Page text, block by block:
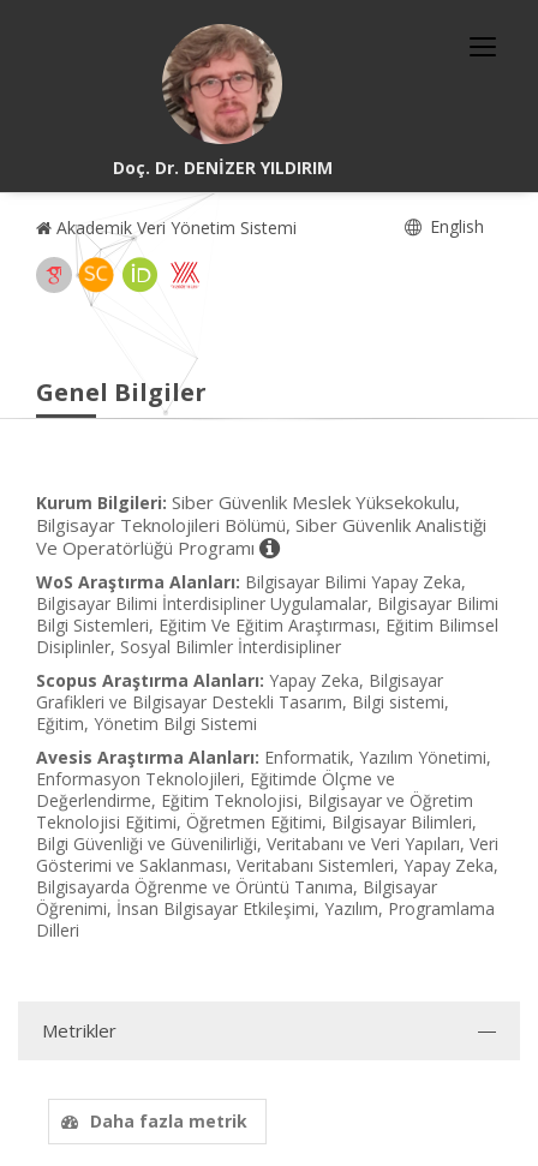
Doç. Dr. DENİZER YILDIRIM
Akademik Veri Yönetim Sistemi English
Genel Bilgiler
Kurum Bilgileri: Siber Güvenlik Meslek Yüksekokulu,
Bilgisayar Teknolojileri Bölümü, Siber Güvenlik Analistiği
Ve Operatörlüğü Programı
WoS Araştırma Alanları: Bilgisayar Bilimi Yapay Zeka,
Bilgisayar Bilimi İnterdisipliner Uygulamalar, Bilgisayar Bilimi
Bilgi Sistemleri, Eğitim Ve Eğitim Araştırması, Eğitim Bilimsel
Disiplinler, Sosyal Bilimler İnterdisipliner
Scopus Araştırma Alanları: Yapay Zeka, Bilgisayar
Grafikleri ve Bilgisayar Destekli Tasarım, Bilgi sistemi,
Eğitim, Yönetim Bilgi Sistemi
Avesis Araştırma Alanları: Enformatik, Yazılım Yönetimi,
Enformasyon Teknolojileri, Eğitimde Ölçme ve
Değerlendirme, Eğitim Teknolojisi, Bilgisayar ve Öğretim
Teknolojisi Eğitimi, Öğretmen Eğitimi, Bilgisayar Bilimleri,
Bilgi Güvenliği ve Güvenilirliği, Veritabanı ve Veri Yapıları, Veri
Gösterimi ve Saklanması, Veritabanı Sistemleri, Yapay Zeka,
Bilgisayarda Öğrenme ve Örüntü Tanıma, Bilgisayar
Öğrenimi, İnsan Bilgisayar Etkileşimi, Yazılım, Programlama
Dilleri
Metrikler
Daha fazla metrik